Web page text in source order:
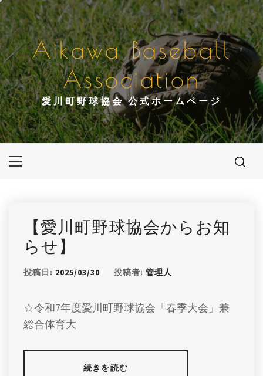
コ
ン
テ
ン
ツ
へ
ス
キ
ッ
プ
Aikawa Baseball
Association
愛川町野球協会 公式ホームページ
メ
【愛川町野球協会からお知
らせ】
投稿日: 2025/03/30 投稿者: 管理人
☆令和7年度愛川町野球協会「春季大会」兼
総合体育大
続きを読む